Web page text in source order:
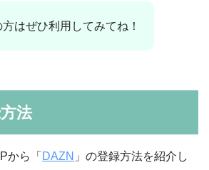
はぜひ利用してみてね！
法
から「 DAZN 」の登録方法を紹介し